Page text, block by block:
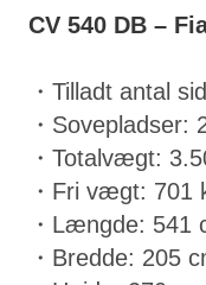
CV 540 DB –
・Tilladt antal
・Sovepladser:
・Totalvægt:
・Fri vægt: 701
・Længde: 541
・Bredde: 205